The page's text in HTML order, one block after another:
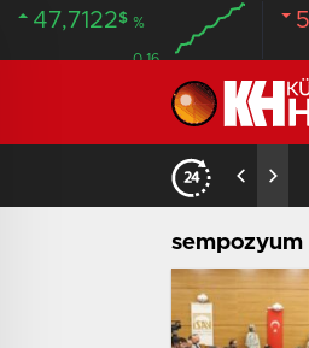
47,7122$ %
0.16